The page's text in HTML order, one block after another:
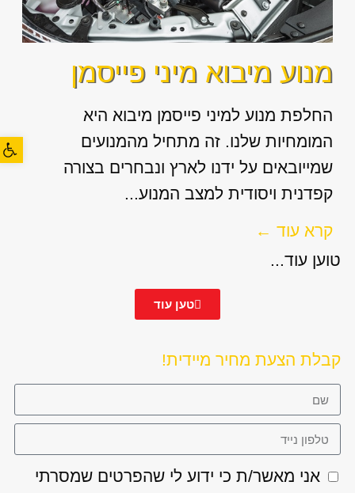
פתח
מנוע מיבוא מיני פייסמן
החלפת מנוע למיני פייסמן מיבוא היא
המומחיות שלנו. זה מתחיל מהמנועים
שמייובאים על ידנו לארץ ונבחרים בצורה
קפדנית ויסודית למצב המנוע...
קרא עוד ←
טוען עוד...
טען עוד
קבלת הצעת מחיר מיידית!
אני מאשר/ת כי ידוע לי שהפרטים שמסרתי